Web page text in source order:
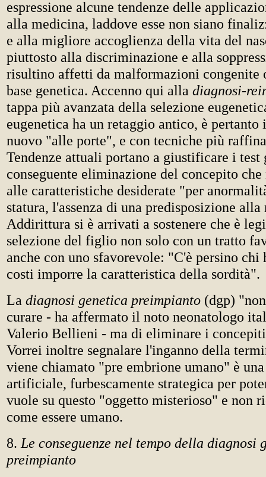
espressione alcune tendenze delle
alla medicina, laddove esse non siano
e alla migliore accoglienza della vita del
piuttosto alla discriminazione e alla
risultino affetti da malformazioni congenite
base genetica. Accenno qui alla diagnosi-
tappa più avanzata della selezione
eugenetica ha un retaggio antico, è pertanto
nuovo "alle porte", e con tecniche più
Tendenze attuali portano a giustificare i test
conseguente eliminazione del concepito
alle caratteristiche desiderate "per
statura, l'assenza di una predisposizione
Addirittura si è arrivati a sostenere che è
selezione del figlio non solo con un tratto
anche con uno sfavorevole: "C'è persino
costi imporre la caratteristica della sordità".
La diagnosi genetica preimpianto (dgp)
curare - ha affermato il noto neonatologo
Valerio Bellieni - ma di eliminare i
Vorrei inoltre segnalare l'inganno della
viene chiamato "pre embrione umano" è
artificiale, furbescamente strategica per
vuole su questo "oggetto misterioso" e non
come essere umano.
8. Le conseguenze nel tempo della diagnosi
preimpianto